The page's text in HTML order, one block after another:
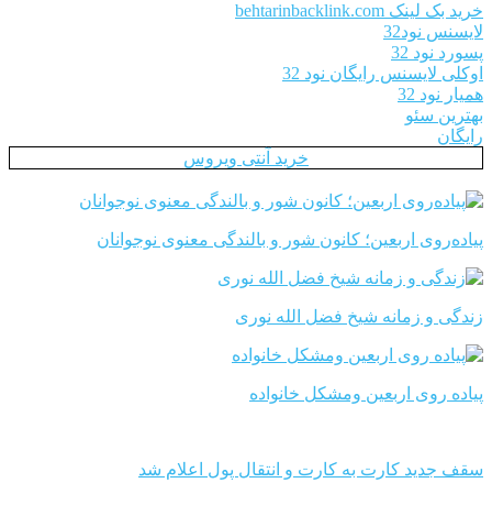
خرید بک لینک behtarinbacklink.com
لایسنس نود32
پسورد نود 32
اوکلی لایسنس رایگان نود 32
همیار نود 32
بهترین سئو
رایگان
خرید آنتی ویروس
پیاده‌روی اربعین؛ کانون شور و بالندگی معنوی نوجوانان
زندگی و زمانه شیخ فضل الله نوری
پیاده روی اربعین ومشکل خانواده
سقف جدید کارت به کارت و انتقال پول اعلام شد